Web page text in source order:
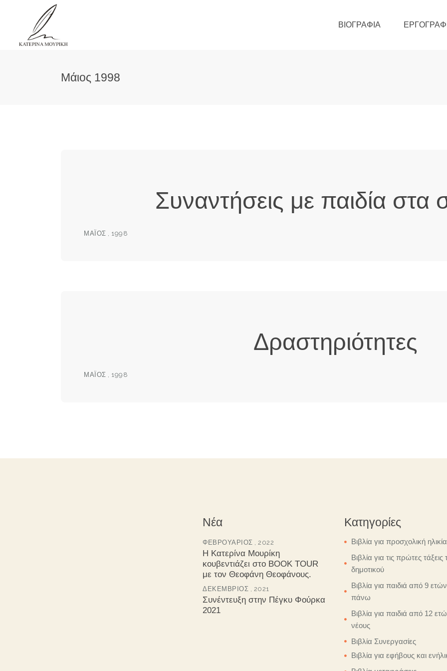
ΒΙΟΓΡΑΦΊΑ
Μάιος 1998
Συναντήσεις με παιδία στα
ΜΆΙΟΣ , 1998
Δραστηριότητες
ΜΆΙΟΣ , 1998
Νέα
ΦΕΒΡΟΥΆΡΙΟΣ , 2022
Η Κατερίνα Μουρίκη
κουβεντιάζει στο BOOK TOUR
με τον Θεοφάνη Θεοφάνους.
ΔΕΚΈΜΒΡΙΟΣ , 2021
Συνέντευξη στην Πέγκυ Φούρκα
2021
Κατηγορίες
Βιβλία για προσχολική ηλικία
Βιβλία για τις πρώτες τάξεις
δημοτικού
Βιβλία για παιδιά από 9
πάνω
Βιβλία για παιδιά από 12
νέους
Βιβλία Συνεργασίες
Βιβλία για εφήβους και